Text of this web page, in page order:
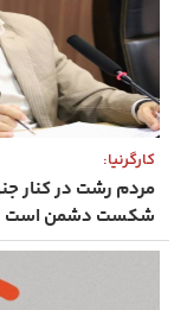
کارگرنیا:
مردم رشت در کنار
شکست دشمن است